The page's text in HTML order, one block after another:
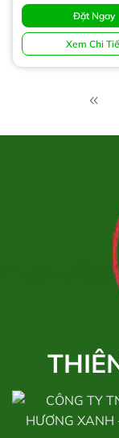
Đặt Ngay
Xem Chi